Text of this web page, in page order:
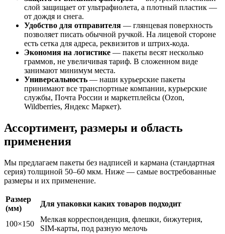
слой защищает от ультрафиолета, а плотный пластик —
от дождя и снега.
Удобство для отправителя — глянцевая поверхность
позволяет писать обычной ручкой. На лицевой стороне
есть сетка для адреса, реквизитов и штрих-кода.
Экономия на логистике — пакеты весят несколько
граммов, не увеличивая тариф. В сложенном виде
занимают минимум места.
Универсальность — наши курьерские пакеты
принимают все транспортные компании, курьерские
службы, Почта России и маркетплейсы (Ozon,
Wildberries, Яндекс Маркет).
Ассортимент, размеры и область
применения
Мы предлагаем пакеты без надписей и кармана (стандартная
серия) толщиной 50–60 мкм. Ниже — самые востребованные
размеры и их применение.
Размер
(мм)
Для упаковки каких товаров подходит
100×150
Мелкая корреспонденция, флешки, бижутерия,
SIM-карты, под разную мелочь